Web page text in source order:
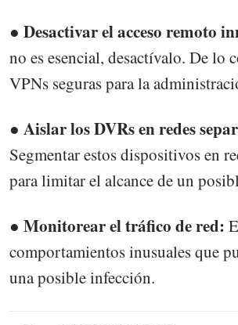
● Desactivar el acceso remoto
no es esencial, desactívalo. De lo
VPNs seguras para la
● Aislar los DVRs en redes
Segmentar estos dispositivos en
para limitar el alcance de un
● Monitorear el tráfico de red:
comportamientos inusuales que
una posible infección.